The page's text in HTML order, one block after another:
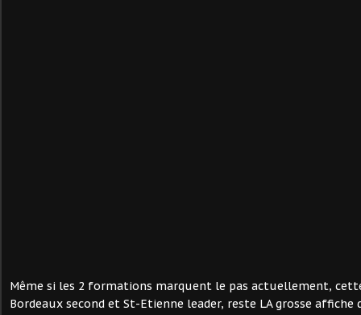
Même si les 2 formations marquent le pas actuellement,
Bordeaux second et St-Etienne leader, reste LA grosse affiche